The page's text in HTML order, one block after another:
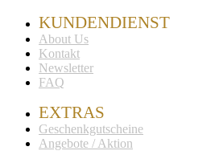
KUNDEN­DIENST
About Us
Kontakt
Newsletter
FAQ
EXTRAS
Geschenk­gutscheine
Angebote / Aktion